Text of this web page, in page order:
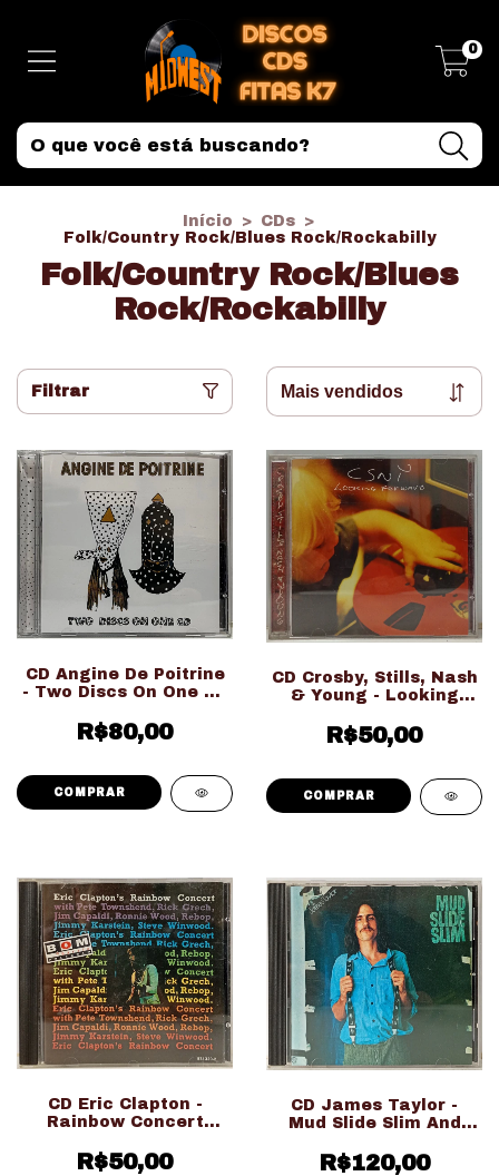
0
Início > CDs
>
Folk/Country Rock/Blues Rock/Rockabilly
Folk/Country Rock/Blues
Rock/Rockabilly
Filtrar
CD Angine De Poitrine
- Two Discs On One CD
R$80,00
CD Crosby, Stills, Nash
& Young - Looking
Nacional)
R$50,00
CD Eric Clapton -
Rainbow Concert
R$50,00
CD James Taylor -
Mud Slide Slim And
Importado)
R$120,00